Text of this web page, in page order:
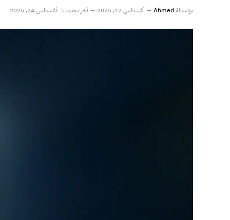
بواسطةAhmed أغسطس 12, 2025 آخر تحديث: أغسطس 24, 2025